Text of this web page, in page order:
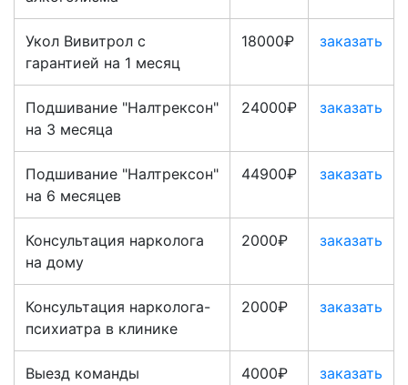
Укол Вивитрол с
гарантией на 1 месяц
18000₽ заказать
Подшивание "Налтрексон"
на 3 месяца
24000₽ заказать
Подшивание "Налтрексон"
на 6 месяцев
44900₽ заказать
Консультация нарколога
на дому
2000₽ заказать
Консультация нарколога-
психиатра в клинике
2000₽ заказать
Выезд команды
4000₽ заказать